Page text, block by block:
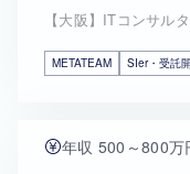
【大阪】ITコンサル
METATEAM SIer・受託
年収 500～800万